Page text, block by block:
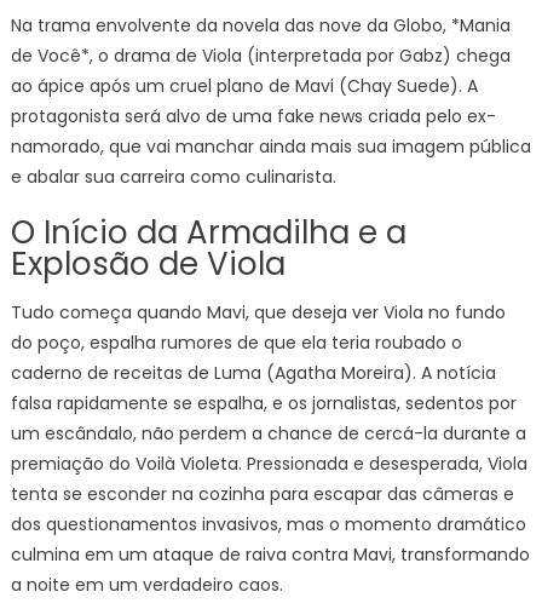
Na trama envolvente da novela das nove da Globo, *Mania
de Você*, o drama de Viola (interpretada por Gabz) chega
ao ápice após um cruel plano de Mavi (Chay Suede). A
protagonista será alvo de uma fake news criada pelo ex-
namorado, que vai manchar ainda mais sua imagem pública
e abalar sua carreira como culinarista.
O Início da Armadilha e a
Explosão de Viola
Tudo começa quando Mavi, que deseja ver Viola no fundo
do poço, espalha rumores de que ela teria roubado o
caderno de receitas de Luma (Agatha Moreira). A notícia
falsa rapidamente se espalha, e os jornalistas, sedentos por
um escândalo, não perdem a chance de cercá-la durante a
premiação do Voilà Violeta. Pressionada e desesperada, Viola
tenta se esconder na cozinha para escapar das câmeras e
dos questionamentos invasivos, mas o momento dramático
culmina em um ataque de raiva contra Mavi, transformando
a noite em um verdadeiro caos.